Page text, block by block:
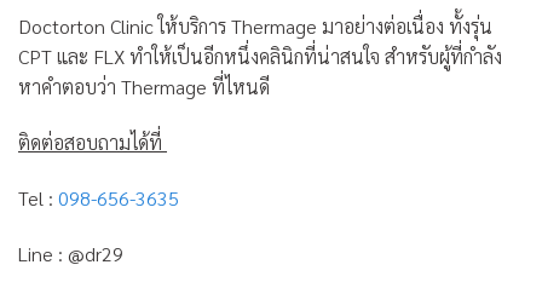
Doctorton Clinic ให้บริการ Thermage มาอย่างต่อเนื่อง ทั้งรุ่น
CPT และ FLX ทำให้เป็นอีกหนึ่งคลินิกที่น่าสนใจ สำหรับผู้ที่กำลัง
หาคำตอบว่า Thermage ที่ไหนดี
ติดต่อสอบถามได้ที่
Tel : 098-656-3635
Line : @dr29